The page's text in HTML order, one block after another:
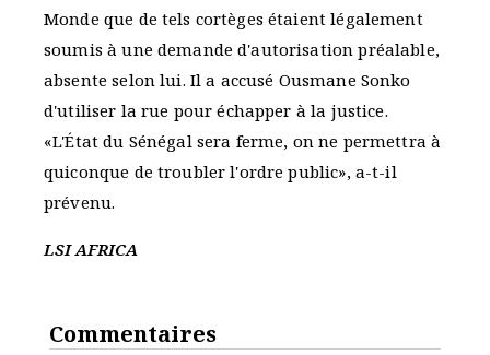
Monde que de tels cortèges étaient légalement
soumis à une demande d'autorisation préalable,
absente selon lui. Il a accusé Ousmane Sonko
d'utiliser la rue pour échapper à la justice.
«L'État du Sénégal sera ferme, on ne permettra à
quiconque de troubler l'ordre public», a-t-il
prévenu.
LSI AFRICA
Commentaires